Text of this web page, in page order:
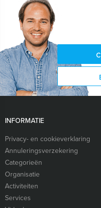
INFORMATIE
Privacy- en cookieverklaring
Annuleringsverzekering
Categorieën
Organisatie
Activiteiten
Services